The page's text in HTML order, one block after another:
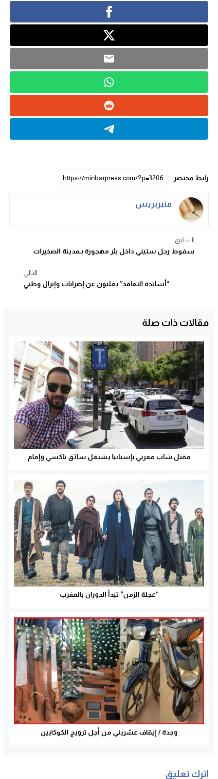
رابط مختصر
منبربريس
السابق
سقوط رجل ستيني داخل بئر مهجورة بـمدينة الصخيرات
التالي
“أساتذة التعاقد” يعلنون عن إضرابات وإنزال وطني
مقالات ذات صلة
مقتل شاب مغربي بإسبانيا يشتغل سائق تاكسي وإمام
“عجلة الزمن” تبدأ الدوران بالمغرب
وجدة / إيقاف عشريني من أجل ترويج الكوكايين
اترك تعليق